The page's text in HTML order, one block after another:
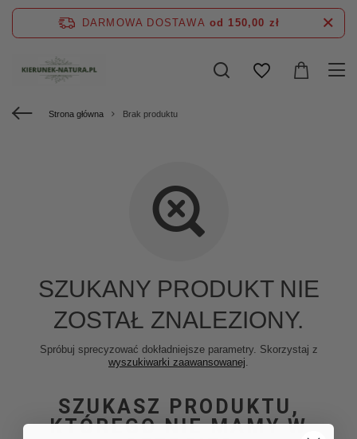
DARMOWA DOSTAWA od 150,00 zł
Strona główna Brak produktu
SZUKANY PRODUKT NIE
ZOSTAŁ ZNALEZIONY.
Spróbuj sprecyzować dokładniejsze parametry. Skorzystaj z
wyszukiwarki zaawansowanej.
SZUKASZ PRODUKTU,
KTÓREGO NIE MAMY W